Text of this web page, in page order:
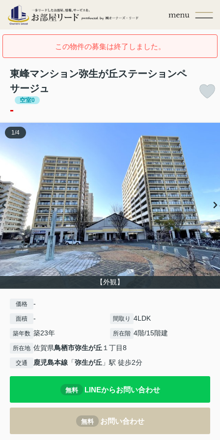
この物件の募集は終了しました。
東峰マンション弥生が丘ステーションペ
サージュ
空室0
-
【外観】
1 /4
価格 -
面積 - 間取り 4LDK
築年数 築23年 所在階 4階/15階建
所在地 佐賀県鳥栖市弥生が丘 １丁目8
交通 鹿児島本線 「弥生が丘 」駅 徒歩2分
無料 LINEからお問い合わせ
無料 お問い合わせ